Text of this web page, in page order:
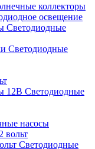
коллекторы
освещение
Светодиодные
Светодиодные
Светодиодные
насосы
вольт
Светодиодные